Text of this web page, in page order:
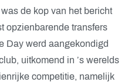
was de kop van het bericht
opzienbarende transfers
Day werd aangekondigd
uitkomend in ’s werelds
competitie, namelijk